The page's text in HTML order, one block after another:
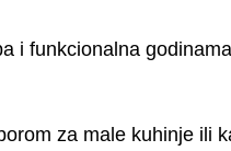
i funkcionalna
za male kuhinje ili